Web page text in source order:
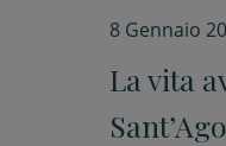
8 Gennaio
La vita